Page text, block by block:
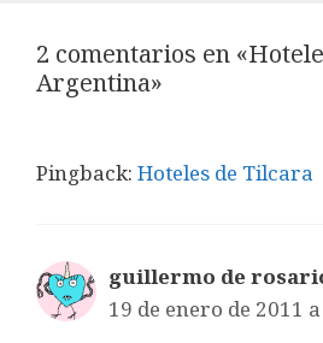
2 comentarios en
Argentina»
Pingback: Hoteles de Tilcara
guillermo de
19 de enero de 2011